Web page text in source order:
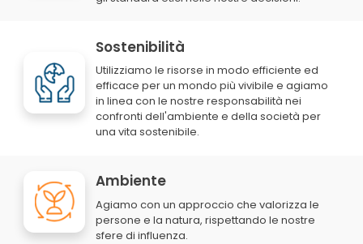
Sostenibilità
Utilizziamo le risorse in modo efficiente ed
efficace per un mondo più vivibile e agiamo
in linea con le nostre responsabilità nei
confronti dell'ambiente e della società per
una vita sostenibile.
Ambiente
Agiamo con un approccio che valorizza le
persone e la natura, rispettando le nostre
sfere di influenza.